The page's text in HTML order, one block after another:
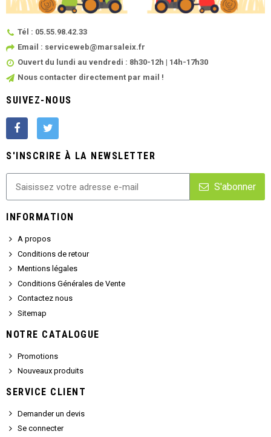
Tél : 05.55.98.42.33
Email : serviceweb@marsaleix.fr
Ouvert du lundi au vendredi : 8h30-12h | 14h-17h30
Nous contacter directement par mail !
SUIVEZ-NOUS
S'INSCRIRE À LA NEWSLETTER
S'abonner
INFORMATION
A propos
Conditions de retour
Mentions légales
Conditions Générales de Vente
Contactez nous
Sitemap
NOTRE CATALOGUE
Promotions
Nouveaux produits
SERVICE CLIENT
Demander un devis
Se connecter